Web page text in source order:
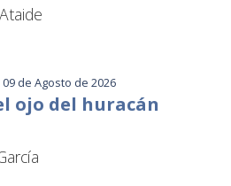
de Agosto de 2026
ojo del huracán